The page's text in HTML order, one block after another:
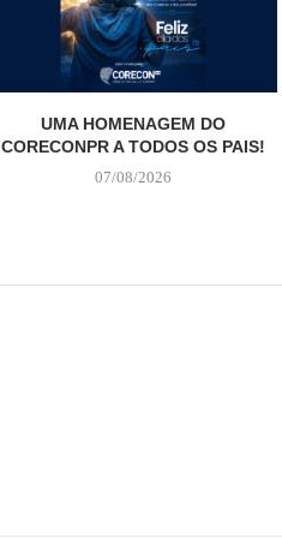
UMA HOMENAGEM DO
CORECONPR A TODOS OS PAIS!
07/08/2026